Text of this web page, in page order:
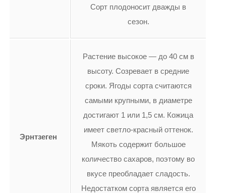
Сорт плодоносит дважды в
сезон.
Эрнтзеген
Растение высокое — до 40 см в
высоту. Созревает в средние
сроки. Ягоды сорта считаются
самыми крупными, в диаметре
достигают 1 или 1,5 см. Кожица
имеет светло-красный оттенок.
Мякоть содержит большое
количество сахаров, поэтому во
вкусе преобладает сладость.
Недостатком сорта является его